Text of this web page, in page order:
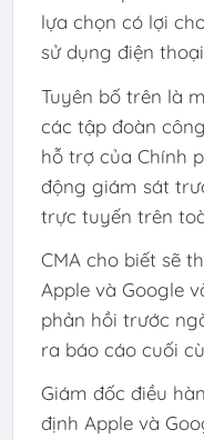
lựa chọn có lợi
sử dụng điện
Tuyên bố trên là
các tập đoàn
hỗ trợ của Chính
động giám sát
trực tuyến trên
CMA cho biết sẽ
Apple và Google
phản hồi trước
ra báo cáo cuối
Giám đốc điều
định Apple và